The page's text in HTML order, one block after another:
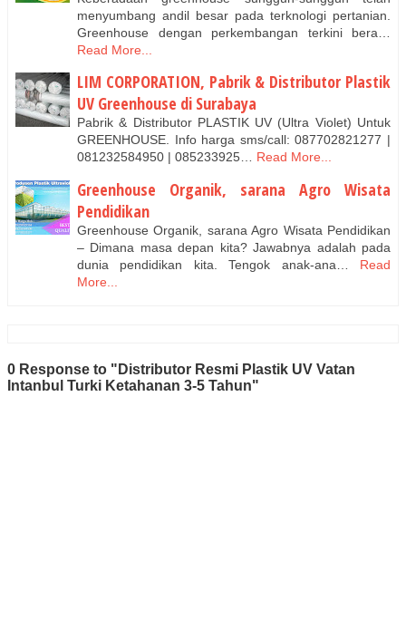
menyumbang andil besar pada terknologi pertanian.
Greenhouse dengan perkembangan terkini bera…
Read More...
LIM CORPORATION, Pabrik & Distributor Plastik
UV Greenhouse di Surabaya
Pabrik & Distributor PLASTIK UV (Ultra Violet) Untuk
GREENHOUSE. Info harga sms/call: 087702821277 |
081232584950 | 085233925…
Read More...
Greenhouse Organik, sarana Agro Wisata
Pendidikan
Greenhouse Organik, sarana Agro Wisata Pendidikan
– Dimana masa depan kita? Jawabnya adalah pada
dunia pendidikan kita. Tengok anak-ana…
Read
More...
0 Response to "Distributor Resmi Plastik UV Vatan
Intanbul Turki Ketahanan 3-5 Tahun"